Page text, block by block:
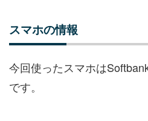
スマホの情報
今回使ったスマホは
です。